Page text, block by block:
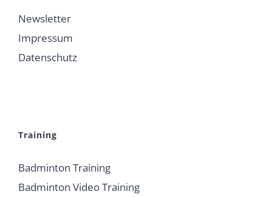
Newsletter
Impressum
Datenschutz
Training
Badminton Training
Badminton Video Training